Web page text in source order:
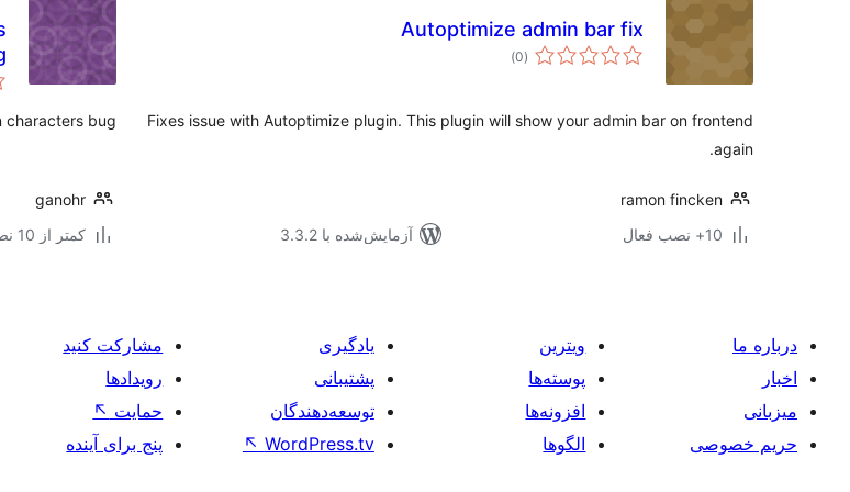
Autoptimize admin bar fix
(0 مجموع
امتیازها
)
Fixes issue with Autoptimize plugin. This plugin will show your admin bar on frontend
again.
ramon fincken
10+ نصب فعال
آزمایش‌شده با 3.3.2
bug.
ganohr
کمتر از 10 نصب فعال
درباره ما
اخبار
میزبانی
حریم خصوصی
ویترین
پوسته‌ها
افزونه‌ها
الگوها
یادگیری
پشتیبانی
توسعه‌دهندگان
WordPress.tv
↖
مشارکت کنید
رویدادها
حمایت ↖
پنج برای آینده